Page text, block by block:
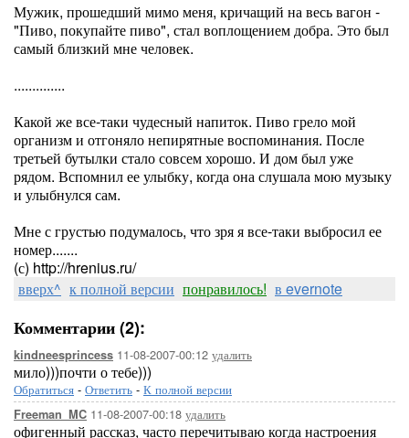
Мужик, прошедший мимо меня, кричащий на весь вагон -
"Пиво, покупайте пиво", стал воплощением добра. Это был
самый близкий мне человек.
..............
Какой же все-таки чудесный напиток. Пиво грело мой
организм и отгоняло непирятные воспоминания. После
третьей бутылки стало совсем хорошо. И дом был уже
рядом. Вспомнил ее улыбку, когда она слушала мою музыку
и улыбнулся сам.
Мне с грустью подумалось, что зря я все-таки выбросил ее
номер.......
(с) http://hrenius.ru/
вверх^ к полной версии понравилось! в evernote
Комментарии (2):
kindneesprincess 11-08-2007-00:12 удалить
мило)))почти о тебе)))
Обратиться - Ответить - К полной версии
Freeman_MC 11-08-2007-00:18 удалить
офигенный рассказ, часто перечитываю когда настроения